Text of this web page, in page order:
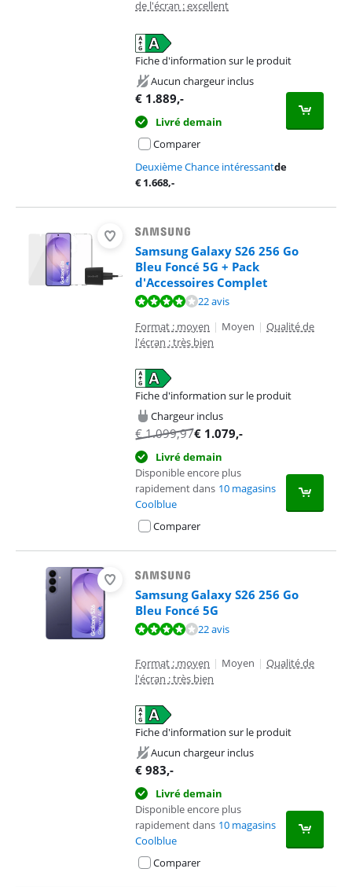
de l'écran : excellent
Fiche d'information sur le produit
s'ouvre dans un nouvel ongletAucun chargeur inclus
€ 1.889,-
Livré demain
Comparer
Deuxième Chance intéressantde
€1.668,-
Samsung Galaxy S26 256 Go
Bleu Foncé 5G + Pack
d'Accessoires Complet
La note est de 8,3 sur 10, basée sur 22 avis.22 avis
Format : moyen | Moyen | Qualité de
l'écran : très bien
Fiche d'information sur le produit
s'ouvre dans un nouvel ongletChargeur inclus
€1.099,97€ 1.079,-
Livré demain
Disponible encore plus
rapidement dans 10 magasins
Coolblue
Comparer
Samsung Galaxy S26 256 Go
Bleu Foncé 5G
La note est de 8,3 sur 10, basée sur 22 avis.22 avis
Format : moyen | Moyen | Qualité de
l'écran : très bien
Fiche d'information sur le produit
s'ouvre dans un nouvel ongletAucun chargeur inclus
€ 983,-
Livré demain
Disponible encore plus
rapidement dans 10 magasins
Coolblue
Comparer